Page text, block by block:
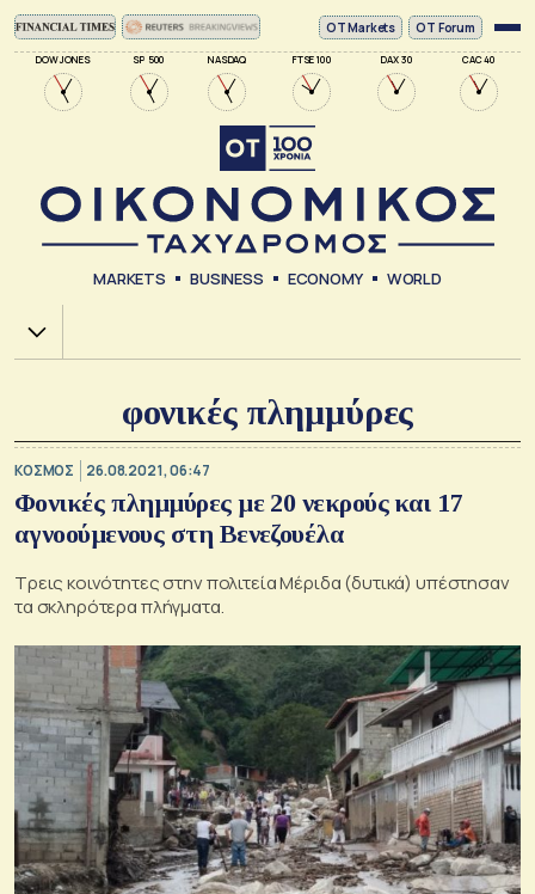
DOW JONES SP 500 NASDAQ FTSE 100 DAX 30 CAC 40
ΟΤ Markets OT Forum
MARKETS BUSINESS ECONOMY WORLD
Χ.Α.
φονικές πλημμύρες
ΚΟΣΜΟΣ 26.08.2021, 06:47
Φονικές πλημμύρες με 20 νεκρούς και 17
αγνοούμενους στη Βενεζουέλα
Τρεις κοινότητες στην πολιτεία Μέριδα (δυτικά) υπέστησαν
τα σκληρότερα πλήγματα.